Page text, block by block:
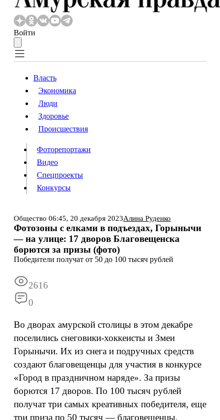
Войти
Власть
Происшествия
Видео
Конкурсы
Информация Подписка Реклама Все новости
Власть
Экономика
Люди
Здоровье
Происшествия
Фоторепортажи
Видео
Спецпроекты
Конкурсы
Общество 06:45, 20 декабря 2023Алина Руденко
Фотозоны с елками в подъездах, Горынычи
— на улице: 17 дворов Благовещенска
борются за призы (фото)
Победители получат от 50 до 100 тысяч рублей
2616
0
Во дворах амурской столицы в этом декабре
поселились снеговики-хоккеисты и Змеи
Горынычи. Их из снега и подручных средств
создают благовещенцы для участия в конкурсе
«Город в праздничном наряде». За призы
борются 17 дворов. По 100 тысяч рублей
получат три самых креативных победителя, еще
три приза по 50 тысяч — благовещенцы,